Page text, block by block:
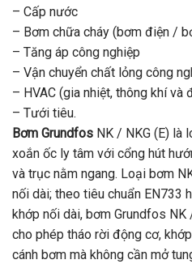
– Cấp nước
– Bơm chữa cháy (bơm điện /
– Tăng áp công nghiệp
– Vận chuyển chất lỏng công
– HVAC (gia nhiệt, thông khí và
– Tưới tiêu.
Bơm Grundfos NK / NKG (E) là
xoắn ốc ly tâm với cổng hút
và trục nằm ngang. Loại bơm
nối dài; theo tiêu chuẩn EN733
khớp nối dài, bơm Grundfos NK
cho phép tháo rời động cơ,
cánh bơm mà không cần mở